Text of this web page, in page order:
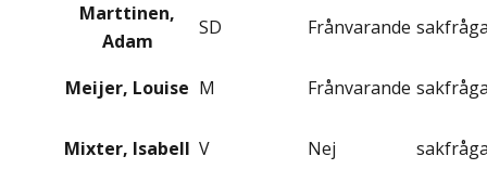
Marttinen,
Adam
SD Frånvarande
Meijer, Louise M Frånvarande
Mixter, Isabell V Nej